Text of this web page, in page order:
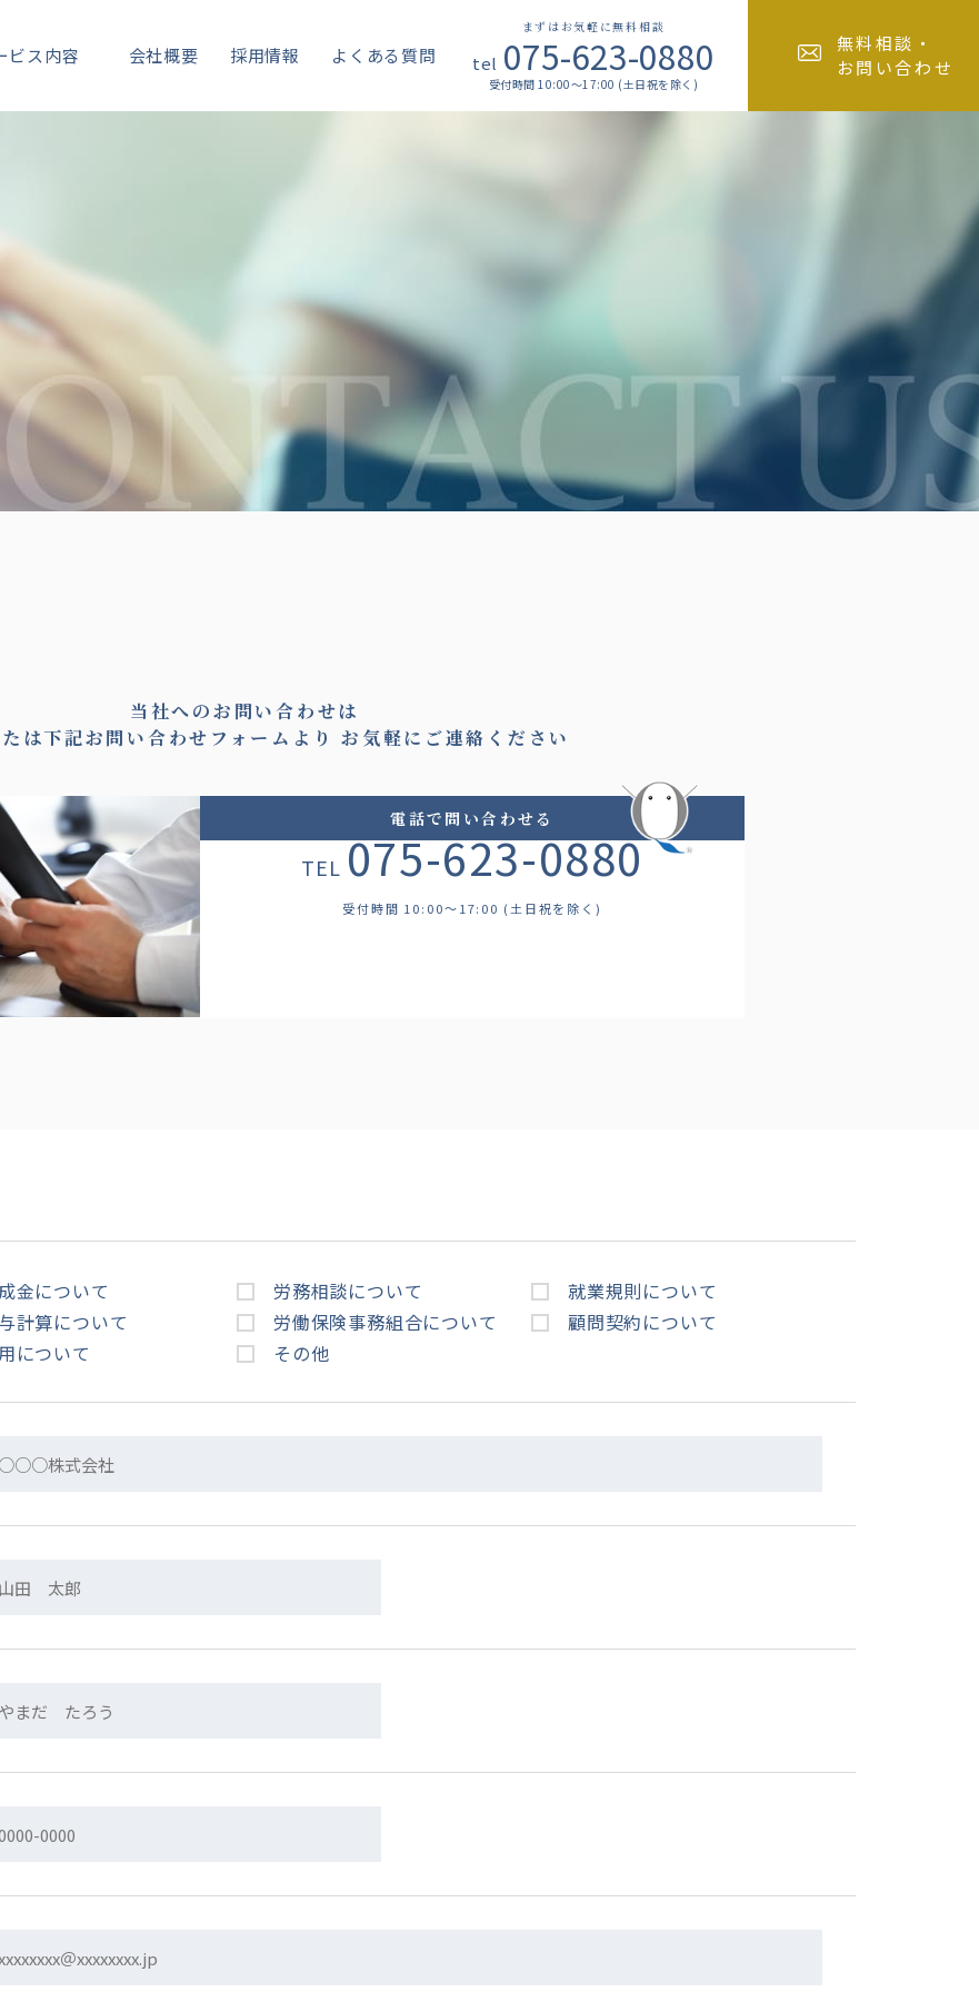
ビス内容 会社概要 採用情報 よくある質問
無料相談・
お問い合わせ
まずはお気軽に無料相談
tel 075-623-0880
受付時間 10:00～17:00 (土日祝を除く)
当社へのお問い合わせは
は下記お問い合わせフォームより お気軽にご連絡ください
電話で問い合わせる
TEL 075-623-0880
受付時間 10:00～17:00 (土日祝を除く)
金について 労務相談について
就業規則について
計算について
労働保険事務組合について
顧問契約について
について
その他